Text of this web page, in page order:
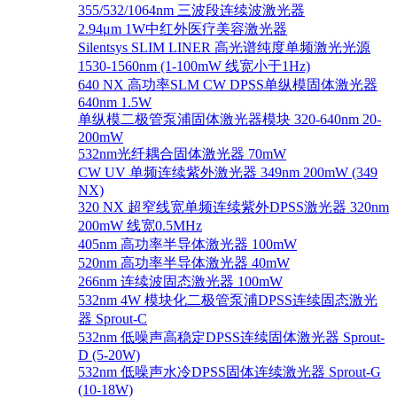
355/532/1064nm 三波段连续波激光器
2.94μm 1W中红外医疗美容激光器
Silentsys SLIM LINER 高光谱纯度单频激光光源
1530-1560nm (1-100mW 线宽小于1Hz)
640 NX 高功率SLM CW DPSS单纵模固体激光器
640nm 1.5W
单纵模二极管泵浦固体激光器模块 320-640nm 20-
200mW
532nm光纤耦合固体激光器 70mW
CW UV 单频连续紫外激光器 349nm 200mW (349
NX)
320 NX 超窄线宽单频连续紫外DPSS激光器 320nm
200mW 线宽0.5MHz
405nm 高功率半导体激光器 100mW
520nm 高功率半导体激光器 40mW
266nm 连续波固态激光器 100mW
532nm 4W 模块化二极管泵浦DPSS连续固态激光
器 Sprout-C
532nm 低噪声高稳定DPSS连续固体激光器 Sprout-
D (5-20W)
532nm 低噪声水冷DPSS固体连续激光器 Sprout-G
(10-18W)